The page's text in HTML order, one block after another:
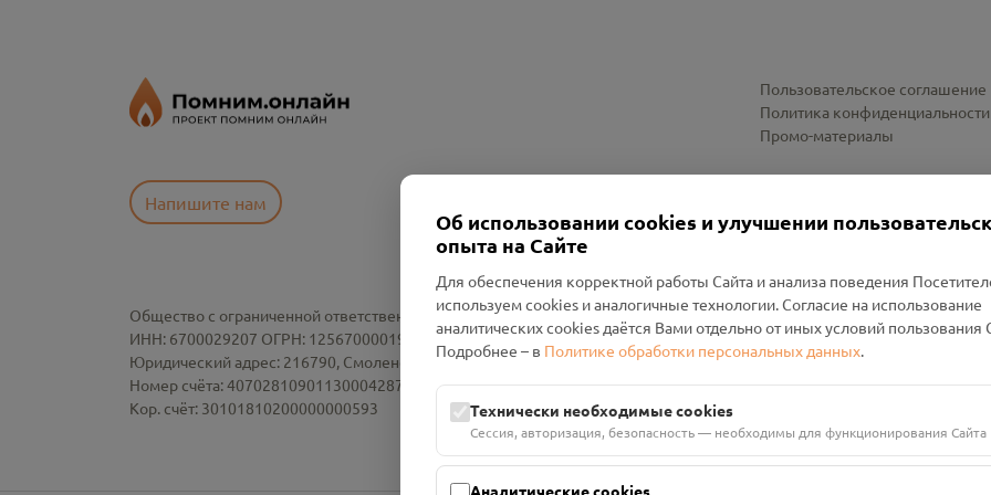
Напишите нам
Пользовательское соглашение
Политика конфиденциальности
Промо-материалы
Общество с ограниченной ответственностью «Смоленский Проект Помним»
ИНН: 6700029207 ОГРН: 1256700001986
Юридический адрес: 216790, Смоленская область, р-н Руднянский, г. Рудня, улица Западная, д. 26А, пом. 18
Номер счёта: 40702810901130004287 в АО "АЛЬФА-БАНК"
Кор. счёт: 30101810200000000593
Об использовании cookies и улучшении
опыта на Сайте
Для обеспечения корректной работы Сайта и анализа поведения
используем cookies и аналогичные технологии. Согласие на использование
аналитических cookies даётся Вами отдельно от иных условий пользования
Подробнее – в Политике обработки персональных данных.
Технически необходимые cookies
Сессия, авторизация, безопасность — необходимы для функционирования Сайта
Аналитические cookies